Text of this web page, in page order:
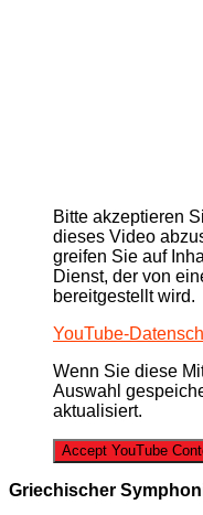
Bitte akzeptieren
dieses Video
greifen Sie auf
Dienst, der von
bereitgestellt wird.
YouTube-
Wenn Sie diese
Auswahl
aktualisiert.
Accept YouTube
Griechischer